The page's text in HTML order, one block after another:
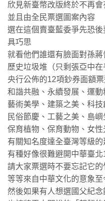
欣見新臺幣改版終於不再
並且由全民票選圖案內容
選在這個賣臺藍委爭先恐
具巧思
就看他們誰還有臉面對孫
歷史垃圾堆（只剩張亞中在
央行公佈的12項鈔券面額
和諧共融、永續發展、運動
藝術美學、建築之美、科技
民俗節慶、工藝之美、島嶼
保育植物、保育動物、女性
有關知名度達全臺灣等級的
有種好像很難避開中華臺
請大家票選時不要忘記它
等等來自中華文化的意象
然後如果有人想選國父紀念